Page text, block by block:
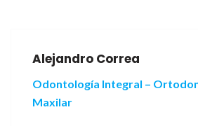
Alejandro Correa
Odontología Integral –
Maxilar